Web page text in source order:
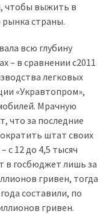
чтобы выжить в
рынка страны.
всю глубину
– в сравнении с2011
легковых
«Укравтопром»,
Мрачную
что за последние
штат своих
с 12 до 4,5 тысяч
в госбюджет лишь за
гривен, тогда
составили, по
гривен.